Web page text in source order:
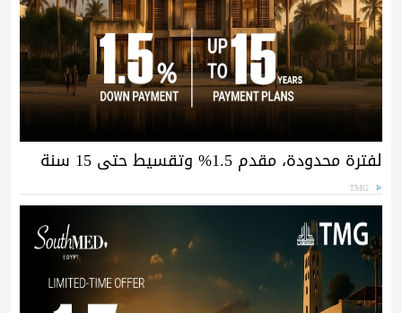
لفترة محدودة، مقدم 1.5% وتقسيط حتى 15 سنة
TMG